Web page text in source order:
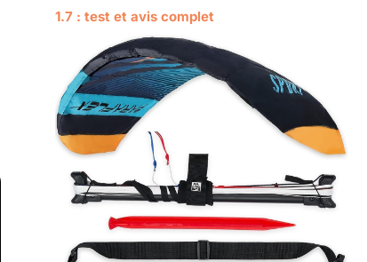
1.7 : test et avis complet